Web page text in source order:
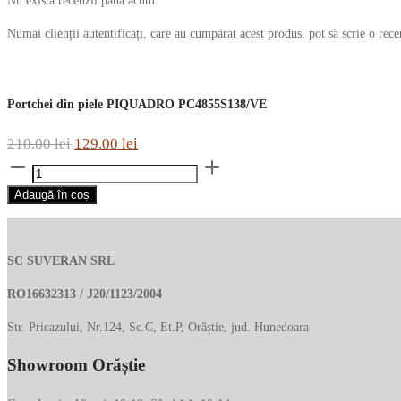
Numai clienții autentificați, care au cumpărat acest produs, pot să scrie o
Portchei din piele PIQUADRO PC4855S138/VE
210.00lei Prețul
inițial
a
fost:
129.00 lei
curent
129.00 lei.
Cantitate
Portchei
din
PC4855S138/VE
Adaugă în coș
SC SUVERAN SRL
RO16632313 / J20/1123/2004
Str. Pricazului, Nr.124, Sc.C, Et.P, Orăștie, jud. Hunedoara
Showroom Orăștie